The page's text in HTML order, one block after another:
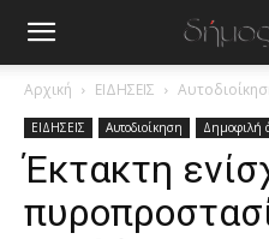
Αρχική ΕΙΔΗΣΕΙΣ
ΕΙΔΗΣΕΙΣ Αυτοδιοίκηση Δημοφιλή
Έκτακτη